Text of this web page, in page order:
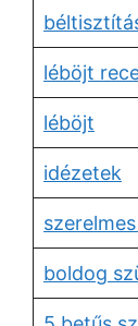
léböjt
léböjt
idézetek
boldog